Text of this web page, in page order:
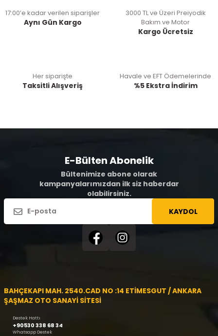
17:00’e kadar verilen siparişler
Aynı Gün Kargo
3000 TL ve Üzeri Preiyodik
Bakım ve Motor
Kargo Ücretsiz
Her siparişte
Taksitli Alışveriş
Havale ve EFT Ödemelerinde
%5 Ekstra İndirim
E-Bülten Abonelik
Bültenimize abone olarak
kampanyalarımızdan ilk siz haberdar
olabilirsiniz.
KAYDOL
BAHÇEKAPI MAH. 2540.CAD NO :14 ETİMESGUT / ANKARA
ŞAŞMAZ OTO SANAYİ SİTESİ
Destek Hattı
+90530 338 68 34
Whatsapp Destek